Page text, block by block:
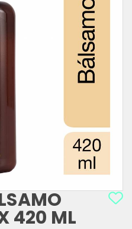
420 ML